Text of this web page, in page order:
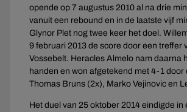
opende op 7 augustus 2010 al na drie
vanuit een rebound en in de laatste vijf
Glynor Plet nog twee keer het doel.
9 februari 2013 de score door een treffer
Vossebelt. Heracles Almelo nam daarna
handen en won afgetekend met 4-1 door
Thomas Bruns (2x), Marko Vejinovic en
Het duel van 25 oktober 2014 eindigde in